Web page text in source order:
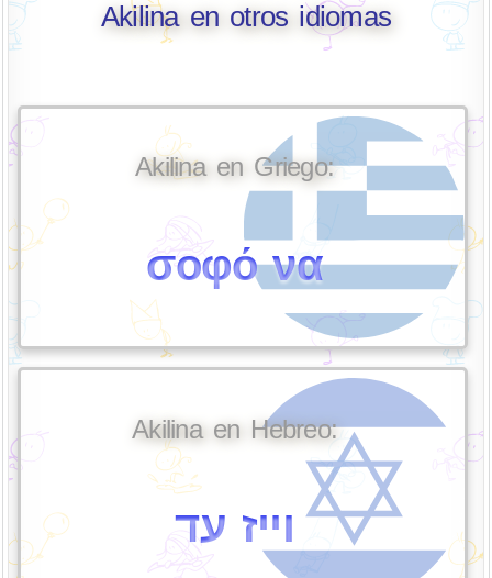
Akilina en otros idiomas
Akilina en Griego:
σοφό να
Akilina en Hebreo:
וייז עד